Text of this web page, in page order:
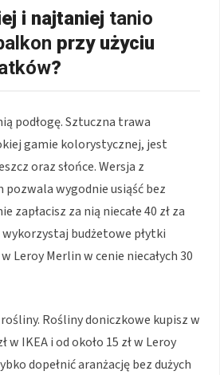
i najtaniej tanio
przy użyciu
?
podłogę. Sztuczna trawa
gamie kolorystycznej, jest
oraz słońce. Wersja z
pozwala wygodnie usiąść bez
zapłacisz za nią niecałe 40 zł za
budżetowe płytki
Leroy Merlin w cenie niecałych 30
Rośliny doniczkowe kupisz w
w IKEA i od około 15 zł w Leroy
dopełnić aranżację bez dużych